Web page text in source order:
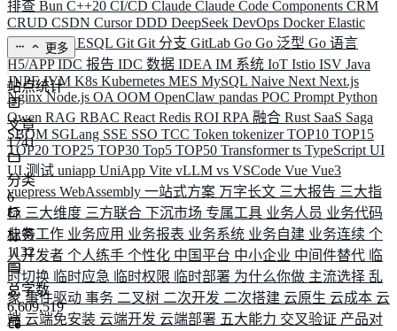
排查 Bun C++20 CI/CD Claude Claude Code Components CRM
CRUD CSDN CursorDDD DeepSeek DevOps DockerElastic
ELK ElysiaESQL Git Git 分支 GitLab Go Go 泛型 Go 语言
H5/APPIDC 报告 IDC 数据 IDEA IM 系统 IoT Istio ISV Java
JNPFJVM K8s Kubernetes MES MySQL Naive Next Next.js
NginxNode.js OA OOM OpenClaw pandas POC Prompt Python
Qwen RAG RBAC React Redis ROI RPA 融合 Rust SaaS Saga
SBOM SGLang SSE SSO TCC Token tokenizerTOP10 TOP15
TOP20 TOP25 TOP30 Top5 TOP50 Transformerts TypeScript UI
UI 测试 uniapp UniApp Vite vLLM vs VSCode Vue Vue3
vuepress WebAssembly 一站式方案 万字长文 三大报告 三大指
标 三大维度 三方联合 下沉市场 专属工具 业务人员 业务代码
业务工作 业务应用 业务报表 业务系统 业务自建 业务连续 个
人开发者 个人练手 个性化 中国平台 中小企业 中间件替代 临
时切换 临时应急 临时权限 临时部署 为什么你做 主流选择 乱
象 事件驱动 事务 二叉树 二次开发 二次搭建 云原生 云成本 云
端 云端免安装 云端开发 云端部署 五大能力 交叉验证 产品对
更多
站点统计
文章
1741
分类
6
标签
1132
总字数
6,609,519